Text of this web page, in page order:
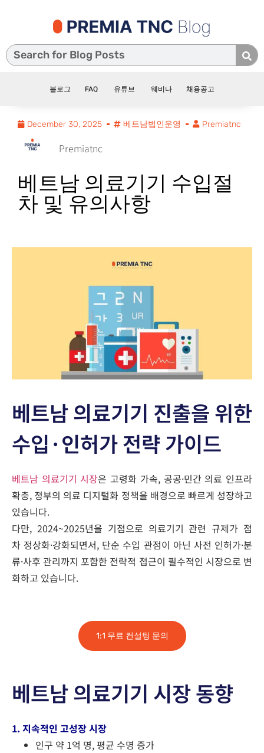
블로그 FAQ 유튜브 웨비나 채용공고
December 30, 2025 베트남법인운영 Premiatnc
Premiatnc
베트남 의료기기 수입절
차 및 유의사항
베트남 의료기기 진출을 위한
수입·인허가 전략 가이드
베트남 의료기기 시장은고령화 가속, 공공·민간의료 인프라
확충, 정부의 의료 디지털화 정책을 배경으로 빠르게 성장하고
있습니다.
다만, 2024~2025년을 기점으로 의료기기 관련 규제가 점
차 정상화·강화되면서, 단순 수입 관점이 아닌 사전 인허가·분
류·사후 관리까지 포함한 전략적 접근이 필수적인 시장으로 변
화하고 있습니다.
1:1 무료 컨설팅 문의
베트남 의료기기 시장 동향
1. 지속적인 고성장 시장
인구 약 1억 명, 평균 수명 증가